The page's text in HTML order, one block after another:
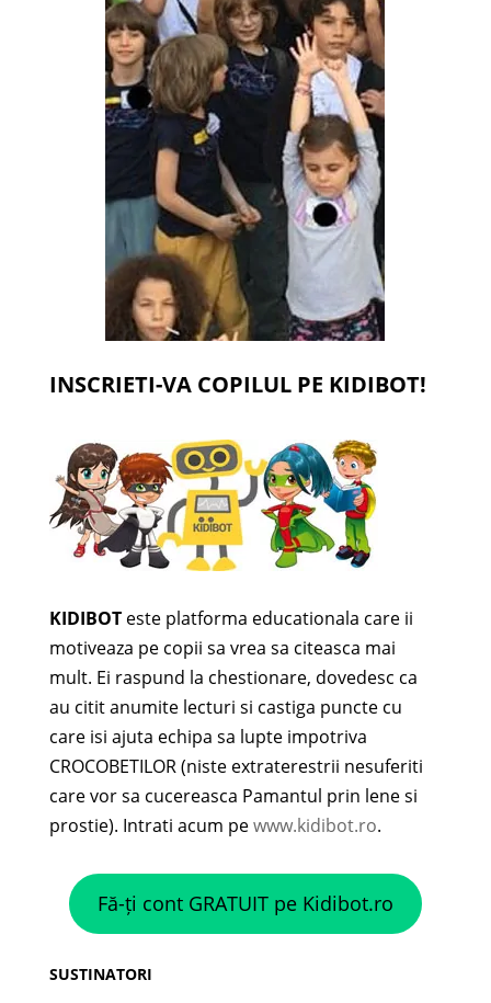
INSCRIETI-VA COPILUL PE KIDIBOT!
KIDIBOTeste platforma educationala care ii
motiveaza pe copii sa vrea sa citeasca mai
mult. Ei raspund la chestionare, dovedesc ca
au citit anumite lecturi si castiga puncte cu
care isi ajuta echipa sa lupte impotriva
CROCOBETILOR (niste extraterestrii nesuferiti
care vor sa cucereasca Pamantul prin lene si
prostie). Intrati acum pewww.kidibot.ro.
Fă-ți cont GRATUIT pe Kidibot.ro
SUSTINATORI